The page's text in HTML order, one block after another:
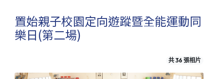
置始親子校園定向遊蹤暨全能運動同
樂日(第二場)
共 36 張相片